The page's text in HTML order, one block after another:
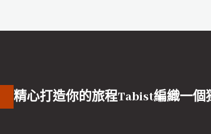
精心打造你的旅程Tabist編織一個